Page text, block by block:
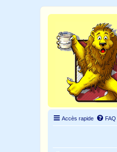
Accès rapide FAQ